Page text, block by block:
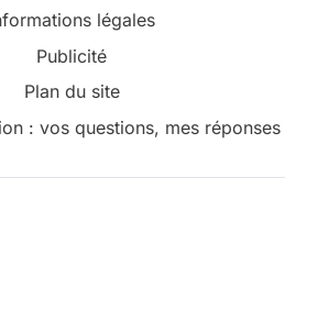
légales
Publicité
Plan du site
: vos questions, mes réponses